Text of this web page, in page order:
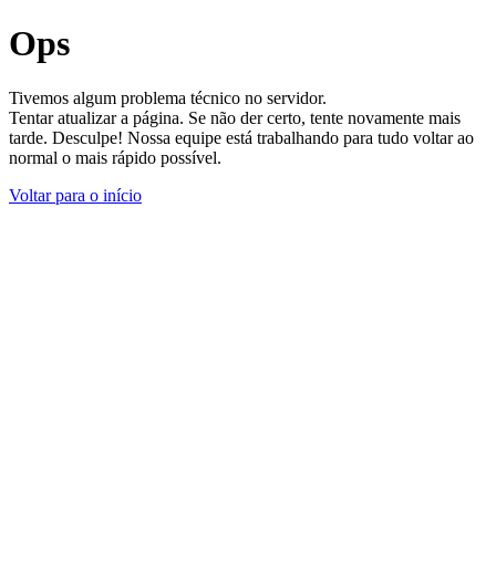
Ops
Tivemos algum problema técnico no servidor.
Tentar atualizar a página. Se não der certo, tente novamente mais
tarde. Desculpe! Nossa equipe está trabalhando para tudo voltar ao
normal o mais rápido possível.
Voltar para o início